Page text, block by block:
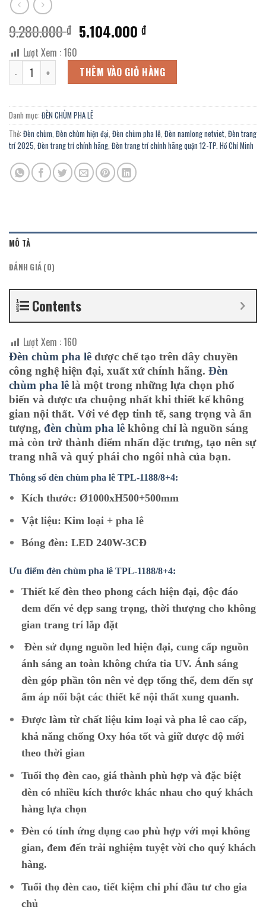
9.280.000₫ Giá
gốc
là:
9.280.000 ₫.
5.104.000₫Giá
tại
là:
5.104.000 ₫.
Lượt Xem :160
Đèn chùm pha lê TPL1188/8+4-MỚI 2025 số lượng
THÊM VÀO GIỎ HÀNG
Danh mục: ĐÈN CHÙM PHA LÊ
Thẻ: Đèn chùm, Đèn chùm hiện đại, Đèn chùm pha lê, Đèn namlong netviet, Đèn trang
trí 2025, Đèn trang trí chính hãng, Đèn trang trí chính hãng quận 12-TP. Hồ Chí Minh
MÔ TẢ
ĐÁNH GIÁ (0)
Contents
Lượt Xem :160
Đèn chùm pha lê được chế tạo trên dây chuyền
công nghệ hiện đại, xuất xứ chính hãng. Đèn
chùm pha lê là một trong những lựa chọn phổ
biến và được ưa chuộng nhất khi thiết kế không
gian nội thất. Với vẻ đẹp tinh tế, sang trọng và ấn
tượng, đèn chùm pha lê không chỉ là nguồn sáng
mà còn trở thành điểm nhấn đặc trưng, tạo nên sự
trang nhã và quý phái cho ngôi nhà của bạn.
Thông số đèn chùm pha lê TPL-1188/8+4:
Kích thước: Ø1000xH500+500mm
Vật liệu: Kim loại + pha lê
Bóng đèn: LED 240W-3CĐ
Ưu điểm đèn chùm pha lê TPL-1188/8+4:
Thiết kế đèn theo phong cách hiện đại, độc đáo
đem đến vẻ đẹp sang trọng, thời thượng cho không
gian trang trí lắp đặt
Đèn sử dụng nguồn led hiện đại, cung cấp nguồn
ánh sáng an toàn không chứa tia UV. Ánh sáng
đèn góp phần tôn nên vẻ đẹp tổng thể, đem đến sự
ấm áp nổi bật các thiết kế nội thất xung quanh.
Được làm từ chất liệu kim loại và pha lê cao cấp,
khả năng chống Oxy hóa tốt và giữ được độ mới
theo thời gian
Tuổi thọ đèn cao, giá thành phù hợp và đặc biệt
đèn có nhiều kích thước khác nhau cho quý khách
hàng lựa chọn
Đèn có tính ứng dụng cao phù hợp với mọi không
gian, đem đến trải nghiệm tuyệt vời cho quý khách
hàng.
Tuổi thọ đèn cao, tiết kiệm chi phí đầu tư cho gia
chủ